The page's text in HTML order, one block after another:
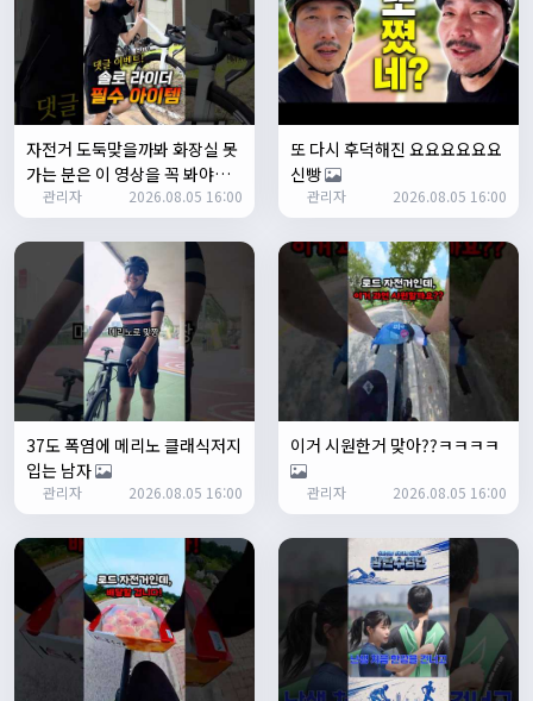
맛점하세요~
배과장 12:48:20
반갑습니다 여러분 ^_^
배과장12:48:33
명절에도 열심히 맛있는 음식먹고 로라 타셔야지요 ㅎㅎ
1/24/2025
존명12:42:39
명신이 13:35:29
안녕하세요
1/27/2025
루나워커20:37:55
좋네요. 이것저것 많이요
열심히타자21:12:34
설연휴인데 날씨가..ㅠㅠ
1/28/2025
꼬유10:07:01
명절 행복하게 보내세요~ !!
1/29/2025
2chun09:38:46
명절 잘 보내세요~!
명신이12:33:45
명절 잘보내세요~
2/1/2025
자전거 도둑맞을까봐 화장실 못
가는 분은 이 영상을 꼭 봐야합
니다
관리자 2026.08.05 16:00
또 다시 후덕해진 요요요요요요
신빵
관리자 2026.08.05 16:00
37도 폭염에 메리노 클래식저지
입는 남자
관리자 2026.08.05 16:00
이거 시원한거 맞아??ㅋㅋㅋㅋ
관리자 2026.08.05 16:00